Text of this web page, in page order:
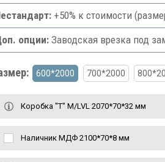
+50% к стоимости
опции:Заводская врезка под
600*2000 700*2000
Коробка "Т" M/LVL 2070*70*32 мм
Наличник МДФ 2100*70*8 мм